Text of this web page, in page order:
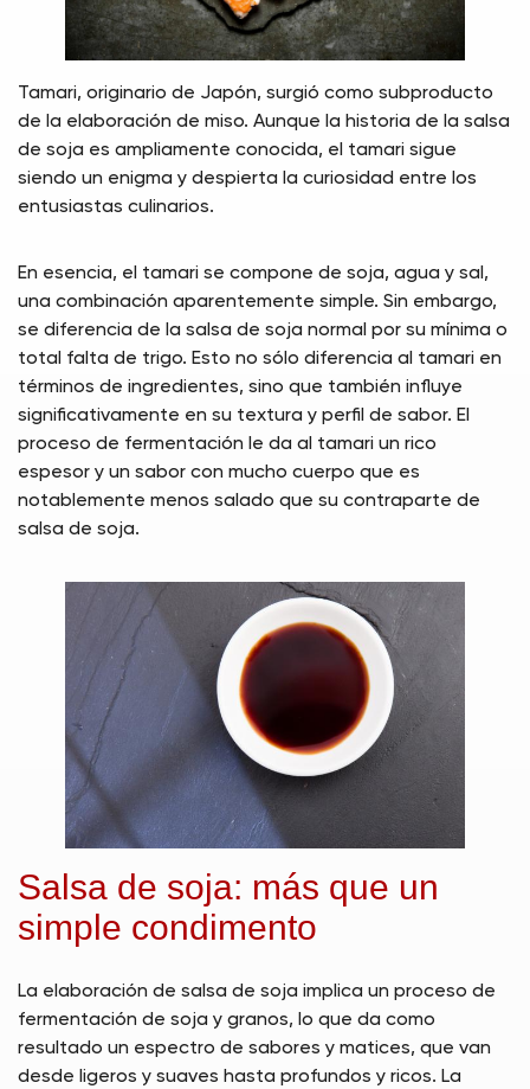
Tamari, originario de Japón, surgió como subproducto
de la elaboración de miso. Aunque la historia de la salsa
de soja es ampliamente conocida, el tamari sigue
siendo un enigma y despierta la curiosidad entre los
entusiastas culinarios.
En esencia, el tamari se compone de soja, agua y sal,
una combinación aparentemente simple. Sin embargo,
se diferencia de la salsa de soja normal por su mínima o
total falta de trigo. Esto no sólo diferencia al tamari en
términos de ingredientes, sino que también influye
significativamente en su textura y perfil de sabor. El
proceso de fermentación le da al tamari un rico
espesor y un sabor con mucho cuerpo que es
notablemente menos salado que su contraparte de
salsa de soja.
Salsa de soja: más que un
simple condimento
La elaboración de salsa de soja implica un proceso de
fermentación de soja y granos, lo que da como
resultado un espectro de sabores y matices, que van
desde ligeros y suaves hasta profundos y ricos. La